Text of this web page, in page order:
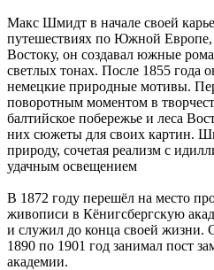
Макс Шмидт в начале своей
путешествиях по Южной
Востоку, он создавал южные
светлых тонах. После 1855 года
немецкие природные мотивы.
поворотным моментом в
балтийское побережье и леса
них сюжеты для своих картин.
природу, сочетая реализм с
удачным освещением
В 1872 году перешёл на место
живописи в Кёнигсбергскую
и служил до конца своей жизни.
1890 по 1901 год занимал пост
академии.